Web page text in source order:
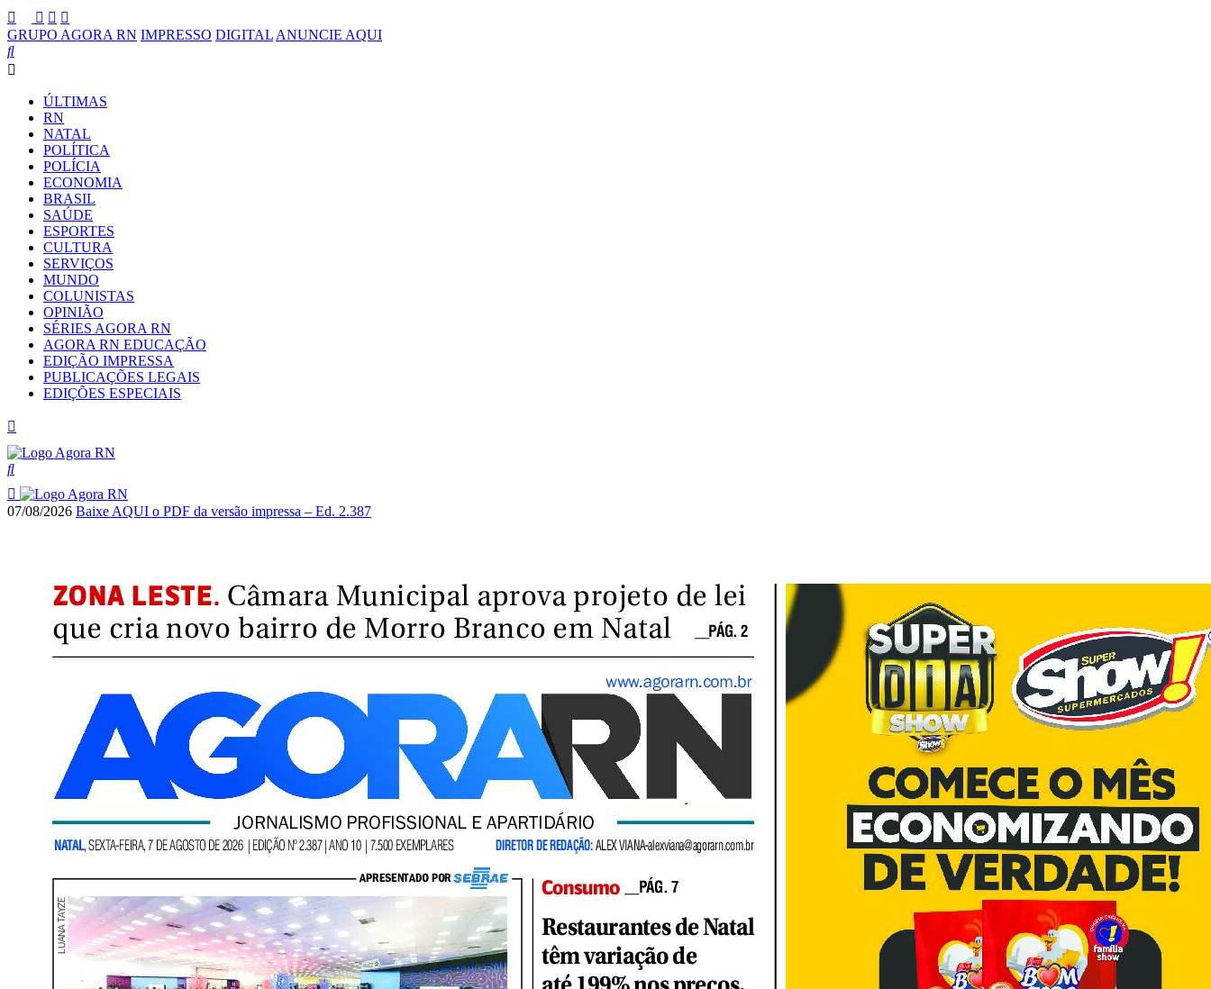
GRUPO AGORA RN IMPRESSO DIGITAL ANUNCIE AQUI
ÚLTIMAS
RN
NATAL
POLÍTICA
POLÍCIA
ECONOMIA
BRASIL
SAÚDE
ESPORTES
CULTURA
SERVIÇOS
MUNDO
COLUNISTAS
OPINIÃO
SÉRIES AGORA RN
AGORA RN EDUCAÇÃO
EDIÇÃO IMPRESSA
PUBLICAÇÕES LEGAIS
EDIÇÕES ESPECIAIS
07/08/2026 Baixe AQUI o PDF da versão impressa – Ed. 2.387